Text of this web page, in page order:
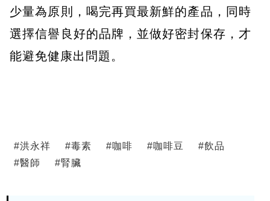
少量為原則，喝完再買最新鮮的產品，同時
選擇信譽良好的品牌，並做好密封保存，才
能避免健康出問題。
#洪永祥 #毒素 #咖啡 #咖啡豆 #飲品
#醫師 #腎臟